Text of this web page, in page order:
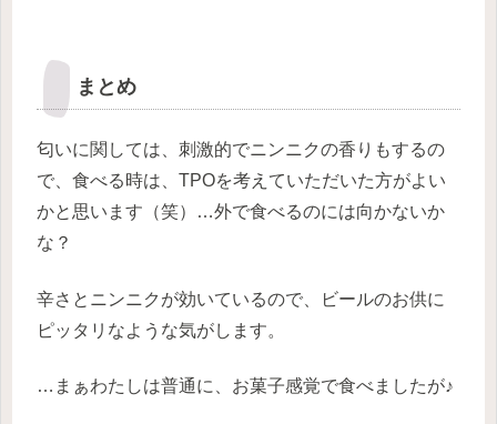
まとめ
匂いに関しては、刺激的でニンニクの香りもするの
で、食べる時は、TPOを考えていただいた方がよい
かと思います（笑）…外で食べるのには向かないか
な？
辛さとニンニクが効いているので、ビールのお供に
ピッタリなような気がします。
…まぁわたしは普通に、お菓子感覚で食べましたが♪